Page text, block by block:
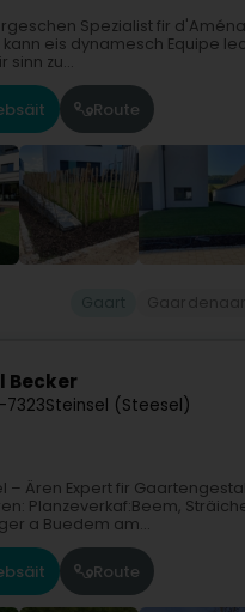
Spezialist fir
eis dynamesch Equipe
sinn zu...
Route
Becker
7323Steinsel (Steesel)
– Ären Expert fir
Planzeverkaf:Beem,
a Buedem am...
Route